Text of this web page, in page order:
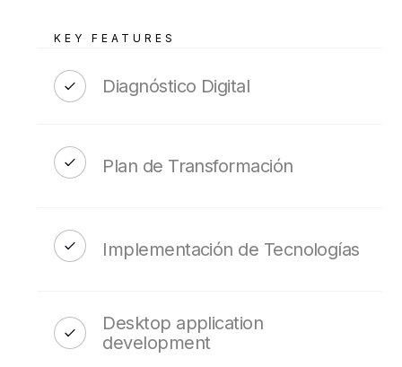
KEY FEATURES
Diagnóstico Digital
Plan de Transformación
Implementación de Tecnologías
Desktop application
development